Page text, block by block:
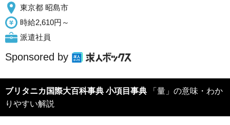
東京都 昭島市
時給2,610円～
派遣社員
Sponsored by
ブリタニカ国際大百科事典 小項目事典
りやすい解説